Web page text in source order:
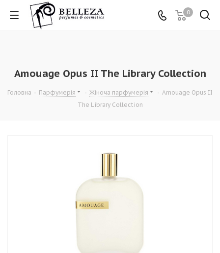
0
Amouage Opus II The Library Collection
Головна - Парфумерія - Жіноча парфумерія - Amouage Opus II
The Library Collection